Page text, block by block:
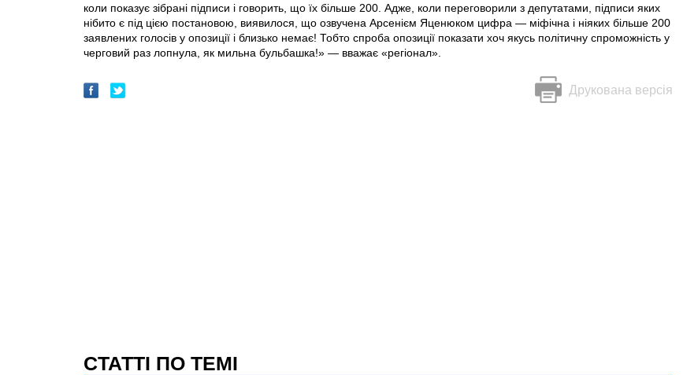
коли показує зібрані підписи і говорить, що їх більше 200. Адже, коли переговорили з депутатами, підписи яких
нібито є під цією постановою, виявилося, що озвучена Арсенієм Яценюком цифра — міфічна і ніяких більше 200
заявлених голосів у опозиції і близько немає! Тобто спроба опозиції показати хоч якусь політичну спроможність у
черговий раз лопнула, як мильна бульбашка!» — вважає «регіонал».
Друкована версія
CТАТТІ ПО ТЕМІ